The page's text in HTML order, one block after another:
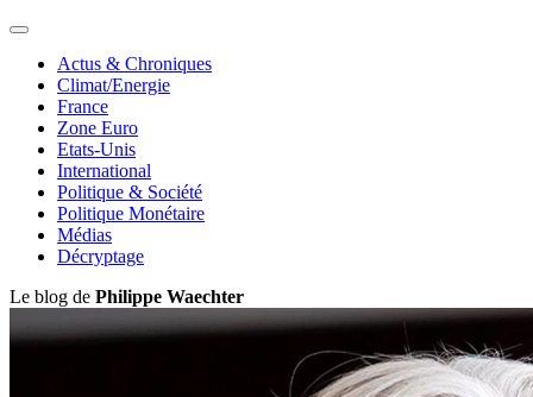
Actus & Chroniques
Climat/Energie
France
Zone Euro
Etats-Unis
International
Politique & Société
Politique Monétaire
Médias
Décryptage
Le blog de Philippe Waechter